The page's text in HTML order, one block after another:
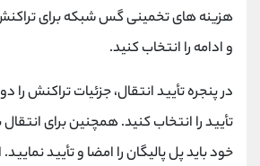
هزینه های تخمینی گس شبکه برای
و ادامه را انتخاب کنید.
در پنجره تأیید انتقال، جزئیات تراکنش را
تأیید را انتخاب کنید. همچنین برای انتقال
خود باید پل پالیگان را امضا و تأیید